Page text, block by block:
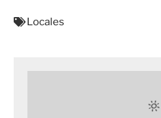
Locales